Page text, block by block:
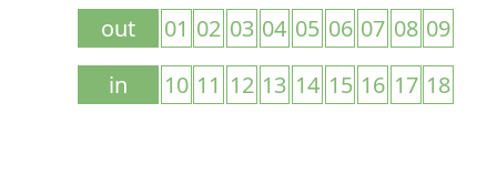
out 01 02 03 04 05 06 07 08 09
in
10 11 12 13 14 15 16 17 18